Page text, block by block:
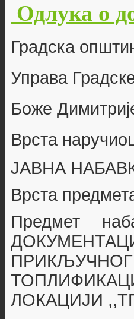
Одлука о
Градска
Управа
Боже
Врста
ЈАВНА
Врста
Предмет
ЛОКАЦИЈИ